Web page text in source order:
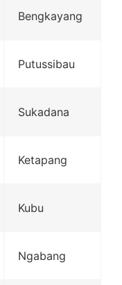
Bengkayang
Putussibau
Sukadana
Ketapang
Kubu
Ngabang